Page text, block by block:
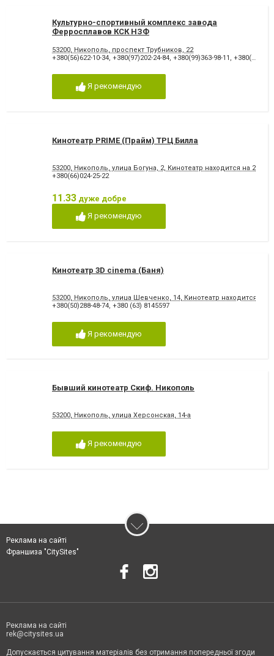
Культурно-спортивный комплекс завода
Ферросплавов КСК НЗФ
53200, Никополь, проспект Трубников, 22
+380(56)622-10-34, +380(97)202-24-84, +380(99)363-98-11 , +380(95)521-81-50
Я рекомендую
Кинотеатр PRIME (Прайм) ТРЦ Билла
53200, Никополь, улица Богуна, 2, Кинотеатр находится на 2
+380(66)024-25-22
11.33 дуже добре
Я рекомендую
Кинотеатр 3D cinema (Баня)
53200, Никополь, улица Шевченко, 14, Кинотеатр находится на
+380(50)288-48-74, +380 (63) 8145597
Я рекомендую
Бывший кинотеатр Скиф. Никополь
53200, Никополь, улица Херсонская, 14-а
Я рекомендую
Реклама на сайті
Франшиза "CitySites"
Реклама на сайті
rek@citysites.ua
Допускається цитування матеріалів без отримання попередньої згоди